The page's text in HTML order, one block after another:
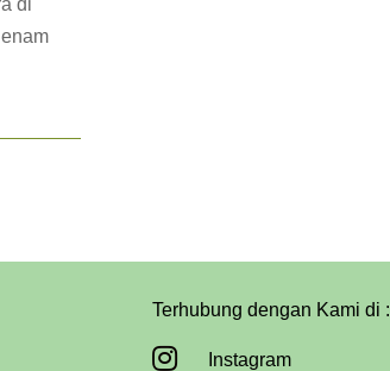
Terhubung dengan Kami di :
 Instagram